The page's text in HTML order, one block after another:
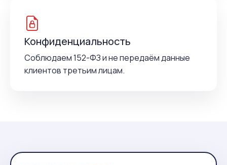
Конфиденциальность
Соблюдаем 152-ФЗ и не передаём данные
клиентов третьим лицам.